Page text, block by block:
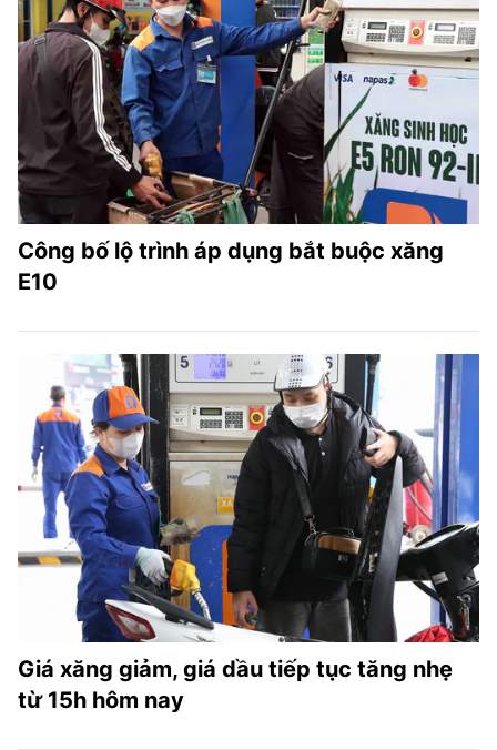
Công bố lộ trình áp dụng bắt buộc xăng
E10
Giá xăng giảm, giá dầu tiếp tục tăng nhẹ
từ 15h hôm nay